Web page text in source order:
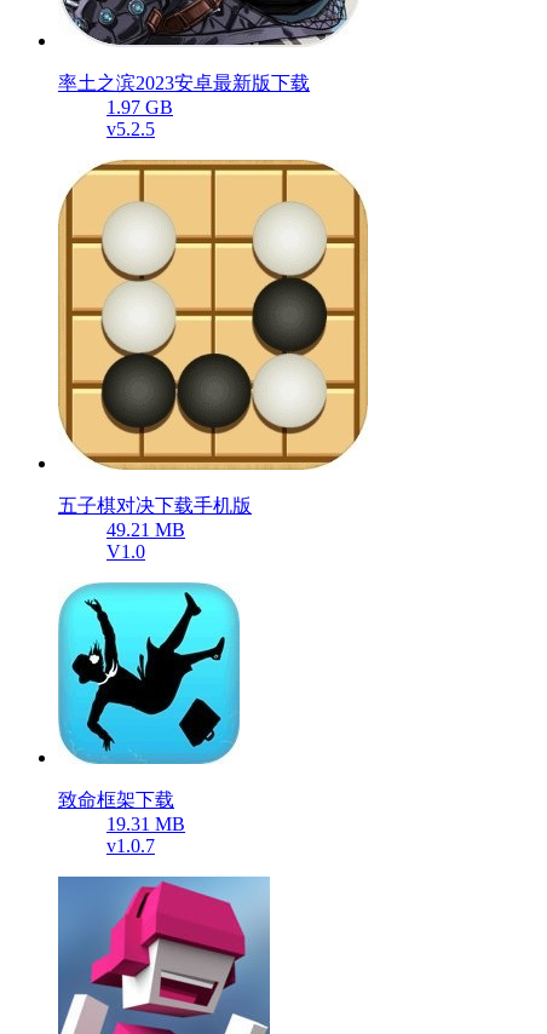
率土之滨2023安卓最新版下载
1.97 GB
v5.2.5
五子棋对决下载手机版
49.21 MB
V1.0
致命框架下载
19.31 MB
v1.0.7